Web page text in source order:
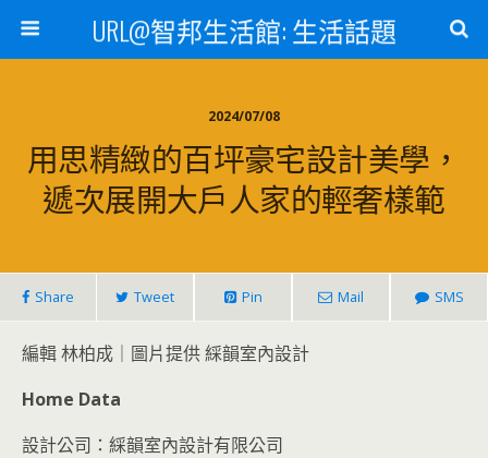
URL@智邦生活館: 生活話題
2024/07/08
用思精緻的百坪豪宅設計美學，
遞次展開大戶人家的輕奢樣範
Share Tweet Pin Mail SMS
編輯 林柏成｜圖片提供 綵韻室內設計
Home Data
設計公司：綵韻室內設計有限公司